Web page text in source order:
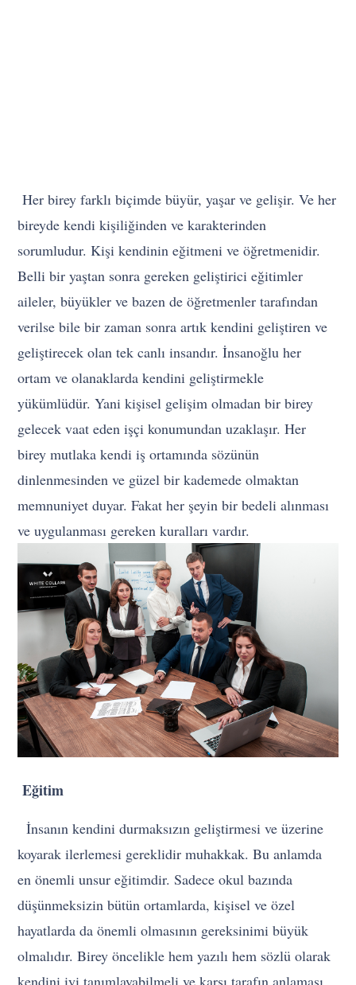
Her birey farklı biçimde büyür, yaşar ve gelişir. Ve her
bireyde kendi kişiliğinden ve karakterinden
sorumludur. Kişi kendinin eğitmeni ve öğretmenidir.
Belli bir yaştan sonra gereken geliştirici eğitimler
aileler, büyükler ve bazen de öğretmenler tarafından
verilse bile bir zaman sonra artık kendini geliştiren ve
geliştirecek olan tek canlı insandır. İnsanoğlu her
ortam ve olanaklarda kendini geliştirmekle
yükümlüdür. Yani kişisel gelişim olmadan bir birey
gelecek vaat eden işçi konumundan uzaklaşır. Her
birey mutlaka kendi iş ortamında sözünün
dinlenmesinden ve güzel bir kademede olmaktan
memnuniyet duyar. Fakat her şeyin bir bedeli alınması
ve uygulanması gereken kuralları vardır.
Eğitim
İnsanın kendini durmaksızın geliştirmesi ve üzerine
koyarak ilerlemesi gereklidir muhakkak. Bu anlamda
en önemli unsur eğitimdir. Sadece okul bazında
düşünmeksizin bütün ortamlarda, kişisel ve özel
hayatlarda da önemli olmasının gereksinimi büyük
olmalıdır. Birey öncelikle hem yazılı hem sözlü olarak
kendini iyi tanımlayabilmeli ve karşı tarafın anlaması